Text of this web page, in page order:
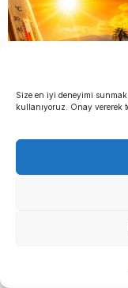
Size en iyi deneyimi
kullanıyoruz. Onay vererek
verildi!
görecek